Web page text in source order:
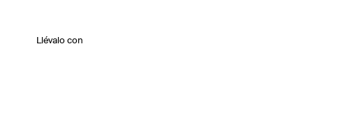
Llévalo con